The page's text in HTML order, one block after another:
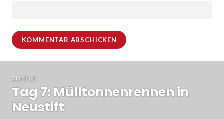
ZURÜCK
Vorheriger
Beitrag:
Tag 7: Mülltonnenrennen in
Neustift